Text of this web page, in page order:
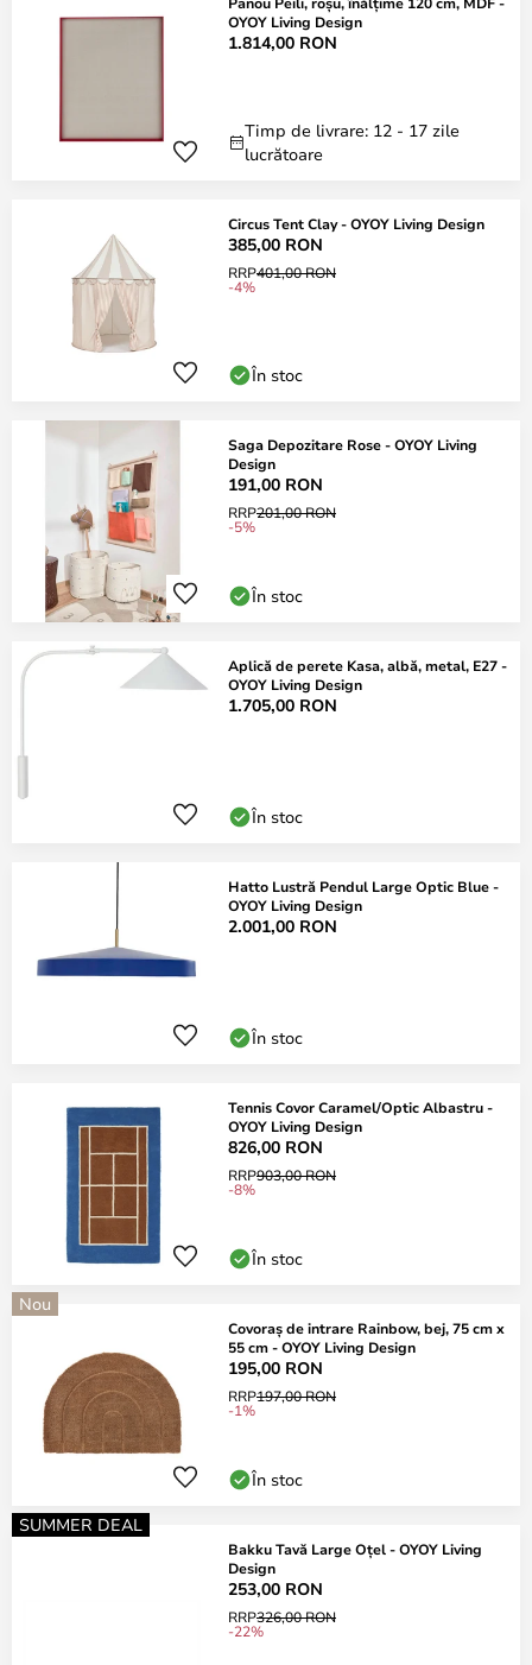
OYOY Living Design
1.814,00 RON
Timp de livrare: 12 - 17 zile
lucrătoare
Circus Tent Clay - OYOY Living Design
385,00 RON
RRP401,00 RON
-4%
În stoc
Saga Depozitare Rose - OYOY Living
Design
191,00 RON
RRP201,00 RON
-5%
În stoc
Aplică de perete Kasa, albă, metal, E27 -
OYOY Living Design
1.705,00 RON
În stoc
Hatto Lustră Pendul Large Optic Blue -
OYOY Living Design
2.001,00 RON
În stoc
Tennis Covor Caramel/Optic Albastru -
OYOY Living Design
826,00 RON
RRP903,00 RON
-8%
În stoc
Nou
Covoraș de intrare Rainbow, bej, 75 cm x
55 cm - OYOY Living Design
195,00 RON
RRP197,00 RON
-1%
În stoc
SUMMER DEAL
Bakku Tavă Large Oțel - OYOY Living
Design
253,00 RON
RRP326,00 RON
-22%